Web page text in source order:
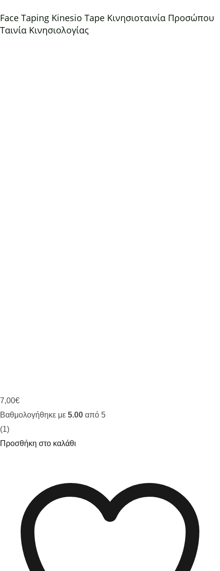
Face Taping Kinesio Tape Κινησιοταινία Προσώπου
Ταινία Κινησιολογίας
7,00€
Βαθμολογήθηκε με 5.00 από 5
(1)
Προσθήκη στο καλάθι